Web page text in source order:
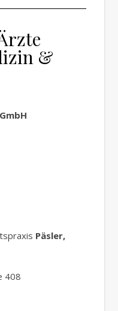
&
Päsler,
408